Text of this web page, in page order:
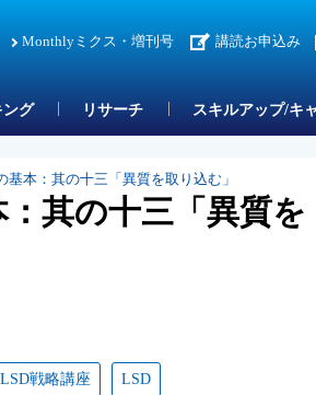
Monthlyミクス・増刊号 講読お申込み
ング リサーチ スキルアップ/キ
本：其の十三「異質を取り込む」
其の十三「異質を
戦略講座 LSD